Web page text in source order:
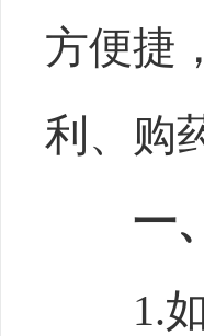
方便捷
利、购
一
1.